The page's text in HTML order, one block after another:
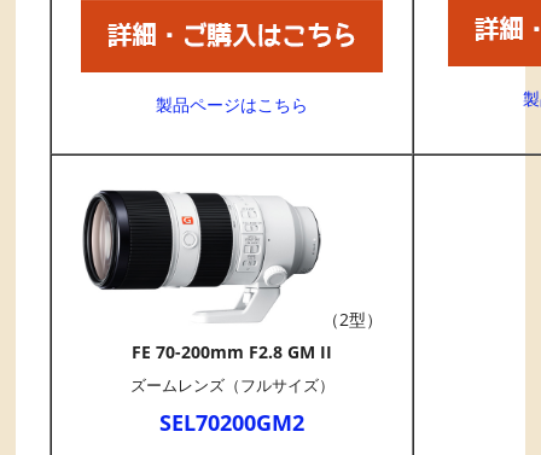
製品ページはこちら
（2型）
FE 70-200mm F2.8 GM II
ズームレンズ（フルサイズ）
SEL70200GM2